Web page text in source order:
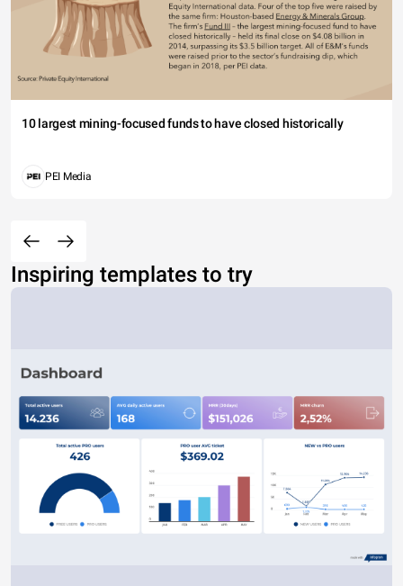
10 largest mining-focused funds to have closed historically
PEI Media
Inspiring templates to try